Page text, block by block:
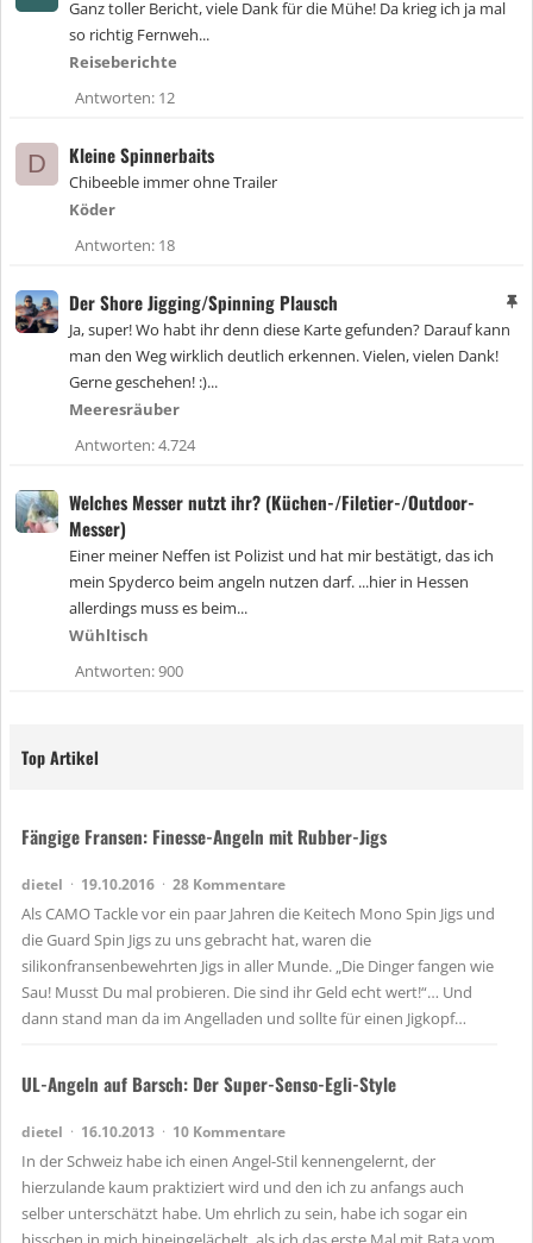
Ganz toller Bericht, viele Dank für die Mühe! Da krieg ich ja mal
so richtig Fernweh...
Reiseberichte
Antworten 12
D Kleine Spinnerbaits
Chibeeble immer ohne Trailer
Köder
Antworten 18
A
Der Shore Jigging/Spinning Plausch
Ja, super! Wo habt ihr denn diese Karte gefunden? Darauf kann
man den Weg wirklich deutlich erkennen. Vielen, vielen Dank!
Gerne geschehen! :)...
Meeresräuber
Antworten 4.724
Welches Messer nutzt ihr? (Küchen-/Filetier-/Outdoor-
Messer)
Einer meiner Neffen ist Polizist und hat mir bestätigt, das ich
mein Spyderco beim angeln nutzen darf. ...hier in Hessen
allerdings muss es beim...
Wühltisch
Antworten 900
Top Artikel
Fängige Fransen: Finesse-Angeln mit Rubber-Jigs
dietel 19.10.2016 28 Kommentare
Als CAMO Tackle vor ein paar Jahren die Keitech Mono Spin Jigs und
die Guard Spin Jigs zu uns gebracht hat, waren die
silikonfransenbewehrten Jigs in aller Munde. „Die Dinger fangen wie
Sau! Musst Du mal probieren. Die sind ihr Geld echt wert!“… Und
dann stand man da im Angelladen und sollte für einen Jigkopf…
UL-Angeln auf Barsch: Der Super-Senso-Egli-Style
dietel 16.10.2013 10 Kommentare
In der Schweiz habe ich einen Angel-Stil kennengelernt, der
hierzulande kaum praktiziert wird und den ich zu anfangs auch
selber unterschätzt habe. Um ehrlich zu sein, habe ich sogar ein